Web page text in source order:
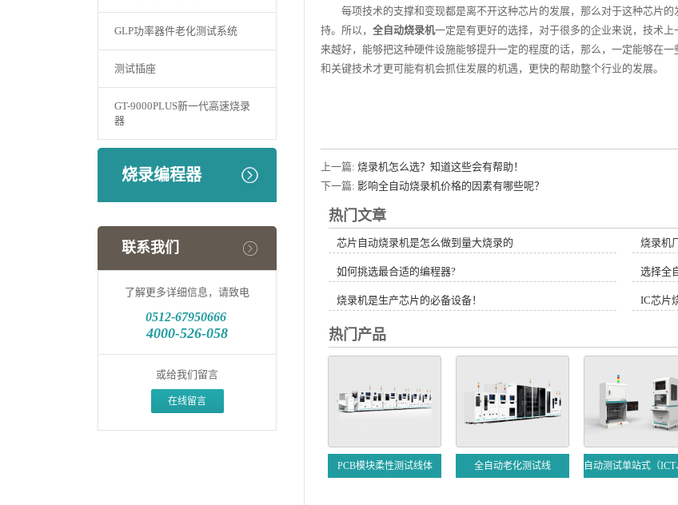
GLP功率器件老化测试系统
测试插座
GT-9000PLUS新一代高速烧录
器
烧录编程器
联系我们
了解更多详细信息，请致电
0512-67950666
4000-526-058
或给我们留言
在线留言
每项技术的支撑和变现都是离不开这种芯片的发展，那么对于这种芯片的
持。所以， 全自动烧录机一定是有更好的选择，对于很多的企业来说，技术
来越好，能够把这种硬件设施能够提升一定的程度的话，那么，一定能够在
和关键技术才更可能有机会抓住发展的机遇，更快的帮助整个行业的发展。
上一篇: 烧录机怎么选？知道这些会有帮助！
下一篇: 影响全自动烧录机价格的因素有哪些呢？
热门文章
芯片自动烧录机是怎么做到量大烧录的 烧录机
如何挑选最合适的编程器? 选择全
烧录机是生产芯片的必备设备！ IC芯片
热门产品
PCB模块柔性测试线体 全自动老化测试线